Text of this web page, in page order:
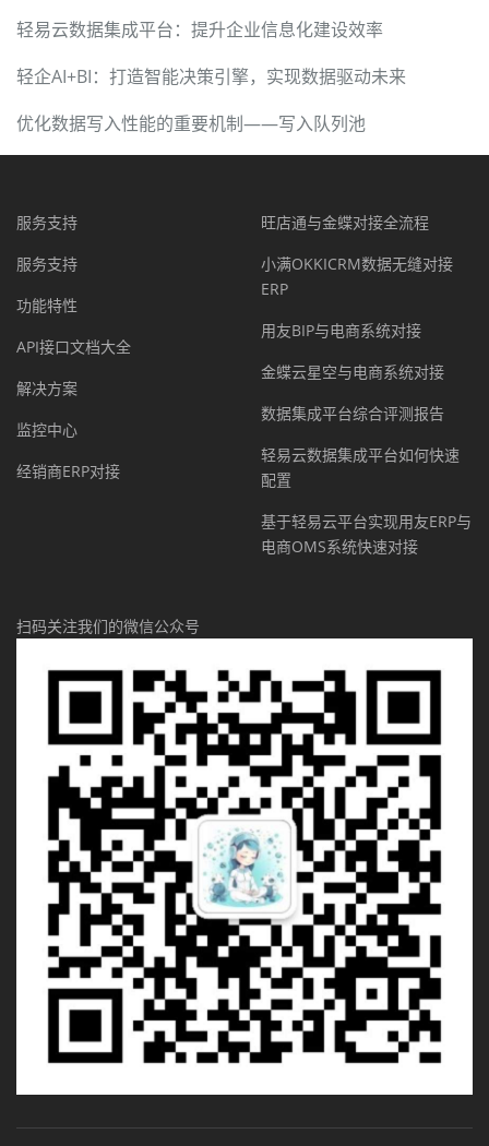
轻易云数据集成平台：提升企业信息化建设效率
轻企AI+BI：打造智能决策引擎，实现数据驱动未来
优化数据写入性能的重要机制——写入队列池
服务支持
服务支持
功能特性
API接口文档大全
解决方案
监控中心
经销商ERP对接
旺店通与金蝶对接全流程
小满OKKICRM数据无缝对接
ERP
用友BIP与电商系统对接
金蝶云星空与电商系统对接
数据集成平台综合评测报告
轻易云数据集成平台如何快速
配置
基于轻易云平台实现用友ERP与
电商OMS系统快速对接
扫码关注我们的微信公众号